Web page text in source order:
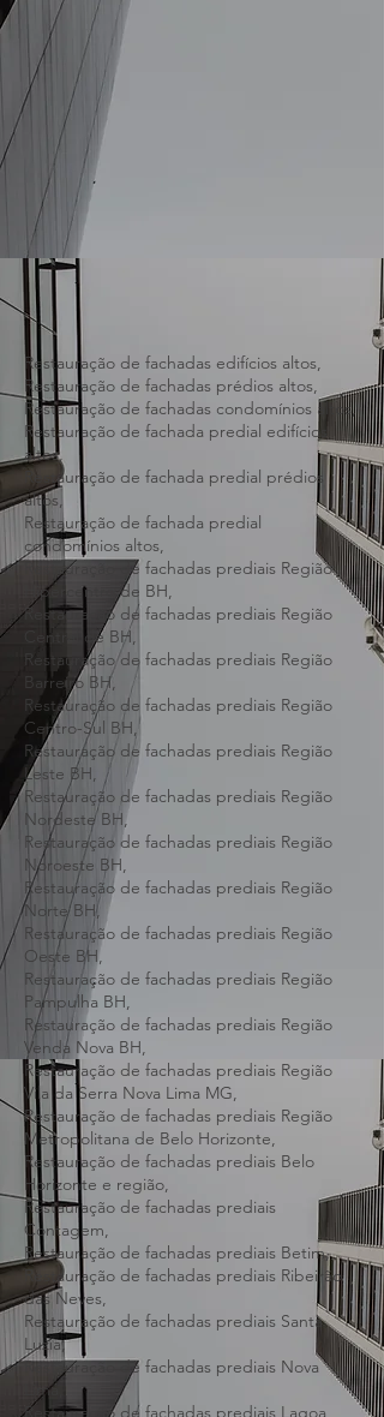
Restauração de fachadas edifícios altos,
Restauração de fachadas prédios altos,
Restauração de fachadas condomínios altos,
Restauração de fachada predial edifícios
altos,
Restauração de fachada predial prédios
altos,
Restauração de fachada predial
condomínios altos,
Restauração de fachadas prediais Região
Hipercentro de BH,
Restauração de fachadas prediais Região
Central de BH,
Restauração de fachadas prediais Região
Barreiro BH,
Restauração de fachadas prediais Região
Centro-Sul BH,
Restauração de fachadas prediais Região
Leste BH,
Restauração de fachadas prediais Região
Nordeste BH,
Restauração de fachadas prediais Região
Noroeste BH,
Restauração de fachadas prediais Região
Norte BH,
Restauração de fachadas prediais Região
Oeste BH,
Restauração de fachadas prediais Região
Pampulha BH,
Restauração de fachadas prediais Região
Venda Nova BH,
Restauração de fachadas prediais Região
Vila da Serra Nova Lima MG,
Restauração de fachadas prediais Região
Metropolitana de Belo Horizonte,
Restauração de fachadas prediais Belo
Horizonte e região,
Restauração de fachadas prediais
Contagem,
Restauração de fachadas prediais Betim,
Restauração de fachadas prediais Ribeirão
das Neves,
Restauração de fachadas prediais Santa
Luzia,
Restauração de fachadas prediais Nova